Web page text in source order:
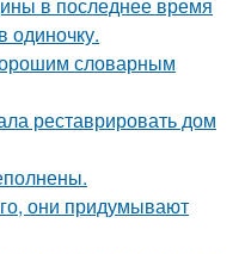
одиночку.
словарным
реставрировать дом
они придумывают